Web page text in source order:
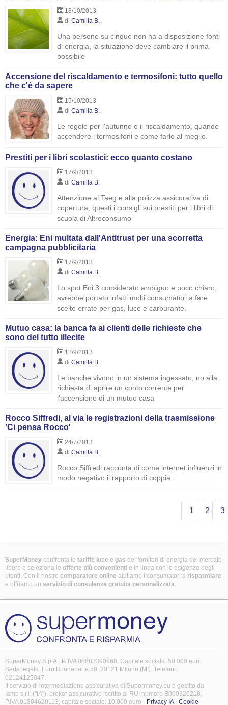
18/10/2013
di Camilla B.
Una persone su cinque non ha a disposizione fonti
di energia, la situazione deve cambiare il prima
possibile
Accensione del riscaldamento e termosifoni: tutto quello
che c'è da sapere
15/10/2013
di Camilla B.
Le regole per l'autunno e il riscaldamento, quando
accendere i termosifoni e come farlo al meglio.
Prestiti per i libri scolastici: ecco quanto costano
17/9/2013
di Camilla B.
Attenzione al Taeg e alla polizza assicurativa di
copertura, questi i consigli sui prestiti per i libri di
scuola di Altroconsumo
Energia: Eni multata dall'Antitrust per una scorretta
campagna pubblicitaria
17/9/2013
di Camilla B.
Lo spot Eni 3 considerato ambiguo e poco chiaro,
avrebbe portato infatti molti consumatori a fare
scelte errate per gas, luce e carburante.
Mutuo casa: la banca fa ai clienti delle richieste che
sono del tutto illecite
12/9/2013
di Camilla B.
Le banche vivono in un sistema ingessato, no alla
richiesta di aprire un conto corrente per
l'accensione di un mutuo casa
Rocco Siffredi, al via le registrazioni della trasmissione
'Ci pensa Rocco'
24/7/2013
di Camilla B.
Rocco Siffredi racconta di come internet influenzi in
modo negativo il rapporto di coppia.
1 2 3
SuperMoney confronta le tariffe luce e gas dei fornitori di energia del mercato
libero e seleziona le offerte più convenienti e in linea con le esigenze degli
utenti. Con il nostro comparatore online aiutiamo i consumatori a risparmiare
e offriamo un servizio di consulenza gratuita personalizzata.
SuperMoney S.p.A.: P. IVA 08883390968. Capitale sociale: 50.000 euro.
Sede legale: Foro Buonaparte 50, 20121 Milano (MI). Telefono:
02124125047.
Il servizio di intermediazione assicurativa di Supermoney.eu è gestito da
Iamb s.r.l. ("IA"), broker assicurativo iscritto al RUI numero B000320218,
P.IVA 01304620113, capitale sociale: 10.000 euro - Privacy IA- Cookie